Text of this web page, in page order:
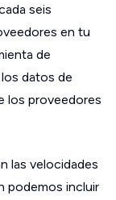
seis
en tu
de
datos de
los proveedores
las velocidades
podemos incluir